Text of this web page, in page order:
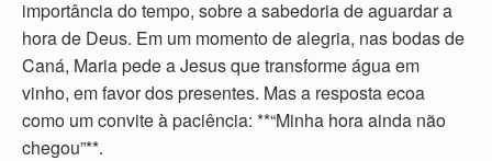
importância do tempo, sobre a sabedoria de aguardar a
hora de Deus. Em um momento de alegria, nas bodas de
Caná, Maria pede a Jesus que transforme água em
vinho, em favor dos presentes. Mas a resposta ecoa
como um convite à paciência: **“Minha hora ainda não
chegou”**.